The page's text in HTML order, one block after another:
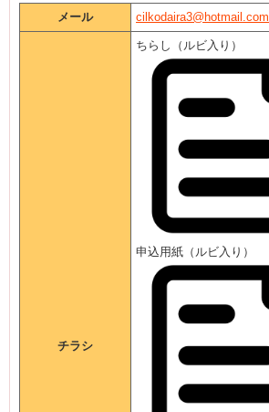
メール cilkodaira3@hotmail.com
チラシ
ちらし（ルビ入り）
申込用紙（ルビ入り）